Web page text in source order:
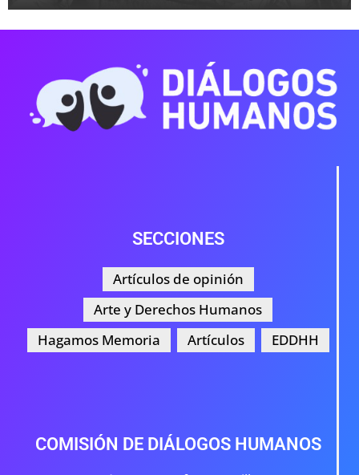
SECCIONES
Artículos de opinión
Arte y Derechos Humanos
Hagamos Memoria
Artículos EDDHH
COMISIÓN DE DIÁLOGOS HUMANOS